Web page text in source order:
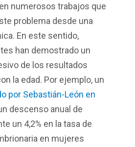
numerosos trabajos que
problema desde una
En este sentido,
han demostrado un
de los resultados
la edad. Por ejemplo, un
por Sebastián-León en
descenso anual de
un 4,2% en la tasa de
en mujeres